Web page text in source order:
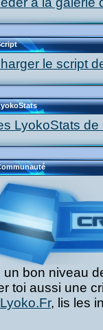
le script
LyokoStats
un bon niveau
toi aussi une
, lis les